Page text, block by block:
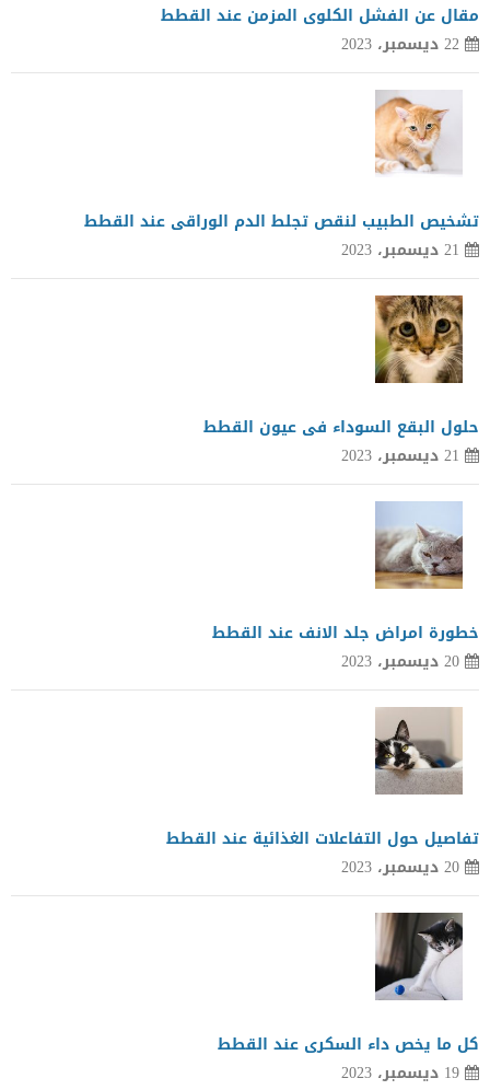
مقال عن الفشل الكلوى المزمن عند القطط
22 ديسمبر، 2023
تشخيص الطبيب لنقص تجلط الدم الوراقى عند القطط
21 ديسمبر، 2023
حلول البقع السوداء فى عيون القطط
21 ديسمبر، 2023
خطورة امراض جلد الانف عند القطط
20 ديسمبر، 2023
تفاصيل حول التفاعلات الغذائية عند القطط
20 ديسمبر، 2023
كل ما يخص داء السكرى عند القطط
19 ديسمبر، 2023